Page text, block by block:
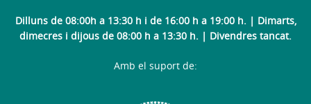
Dilluns de 08:00h a 13:30 h i de 16:00 h a 19:00 h. | Dimarts,
dimecres i dijous de 08:00 h a 13:30 h. | Divendres tancat.
Amb el suport de: